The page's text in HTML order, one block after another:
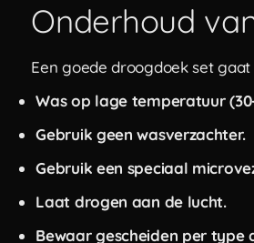
Onderhoud
Een goede droogdoek set
Was op lage temperatuur
Gebruik geen wasverzachter.
Gebruik een speciaal
Laat drogen aan de lucht.
Bewaar gescheiden per type